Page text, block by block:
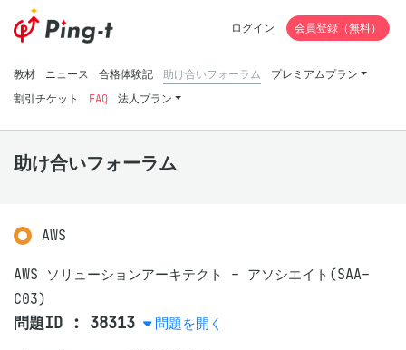
教材 ニュース 合格体験記 助け合いフォーラム
プレミアムプラン
割引チケット
FAQ 法人プラン
ログイン 会員登録（無料）
助け合いフォーラム
AWS
AWS ソリューションアーキテクト - アソシエイト(SAA-
C03)
問題ID : 38313 問題を開く